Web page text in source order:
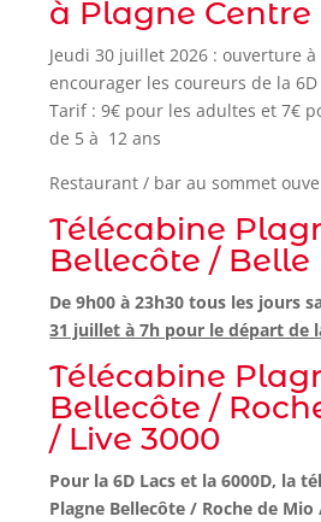
à Plagne Centre
Jeudi 30 juillet 2026 : ouverture
encourager les coureurs de la 6D
Tarif : 9€ pour les adultes et 7€
de 5 à 12 ans
Restaurant / bar au sommet
Télécabine
Bellecôte / Belle
De 9h00 à 23h30 tous les jours
31 juillet à 7h pour le départ de
Télécabine
Bellecôte /
/ Live 3000
Pour la 6D Lacs et la 6000D, la
Plagne Bellecôte / Roche de Mio